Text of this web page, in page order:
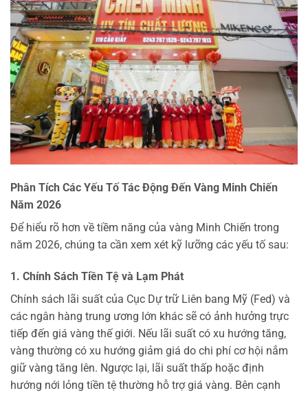
Phân Tích Các Yếu Tố Tác Động Đến Vàng Minh Chiến
Năm 2026
Để hiểu rõ hơn về tiềm năng của vàng Minh Chiến trong
năm 2026, chúng ta cần xem xét kỹ lưỡng các yếu tố sau:
1. Chính Sách Tiền Tệ và Lạm Phát
Chính sách lãi suất của Cục Dự trữ Liên bang Mỹ (Fed) và
các ngân hàng trung ương lớn khác sẽ có ảnh hưởng trực
tiếp đến giá vàng thế giới. Nếu lãi suất có xu hướng tăng,
vàng thường có xu hướng giảm giá do chi phí cơ hội nắm
giữ vàng tăng lên. Ngược lại, lãi suất thấp hoặc định
hướng nới lỏng tiền tệ thường hỗ trợ giá vàng. Bên cạnh